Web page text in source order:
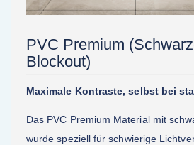
PVC Premium
Blockout)
Maximale Kontraste, selbst bei
Das PVC Premium Material mit
wurde speziell für schwierige